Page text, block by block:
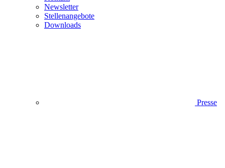
Newsletter
Stellenangebote
Downloads
Presse